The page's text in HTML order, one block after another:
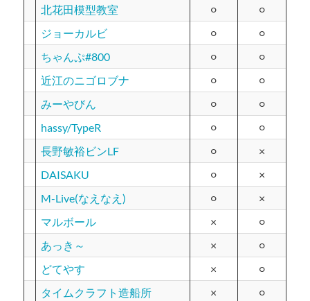
北花田模型教室
⚪︎
⚪︎
ジョーカルビ
⚪︎
⚪︎
ちゃんぷ#800
⚪︎
⚪︎
近江のニゴロブナ
⚪︎
⚪︎
みーやびん
⚪︎
⚪︎
hassy/TypeR
⚪︎
⚪︎
長野敏裕ビンLF
⚪︎
×
DAISAKU
⚪︎
×
M-Live(なえなえ)
⚪︎
×
マルボール
×
⚪︎
あっき～
×
⚪︎
どてやす
×
⚪︎
タイムクラフト造船所
× ⚪︎